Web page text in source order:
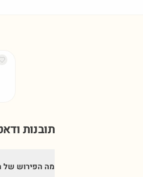
תובנות
מה הפירוש של